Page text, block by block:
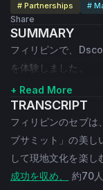
# Partnerships
#
Share
SUMMARY
フィリピンで、
を体験しました。
+ Read More
TRANSCRIPT
フィリピンのセブ
ブサミット」の美し
して現地文化を楽し
成功を収め、
約70